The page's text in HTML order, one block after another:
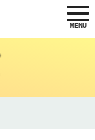
MENU